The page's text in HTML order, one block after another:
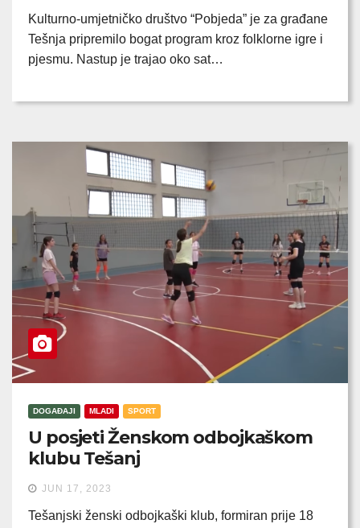
Kulturno-umjetničko društvo “Pobjeda” je za građane
Tešnja pripremilo bogat program kroz folklorne igre i
pjesmu. Nastup je trajao oko sat…
DOGAĐAJI MLADI SPORT
U posjeti Ženskom odbojkaškom
klubu Tešanj
JUN 17, 2023
Tešanjski ženski odbojkaški klub, formiran prije 18